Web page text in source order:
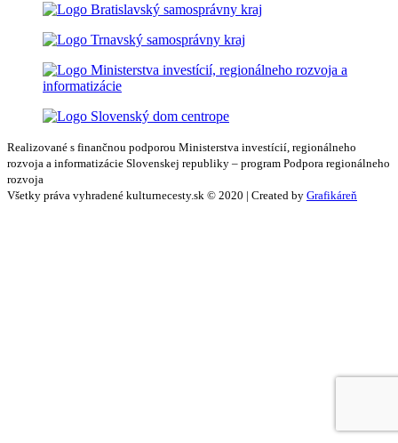
Realizované s finančnou podporou Ministerstva investícií, regionálneho
rozvoja a informatizácie Slovenskej republiky – program Podpora regionálneho
rozvoja
Všetky práva vyhradené kulturnecesty.sk © 2020 | Created by Grafikáreň